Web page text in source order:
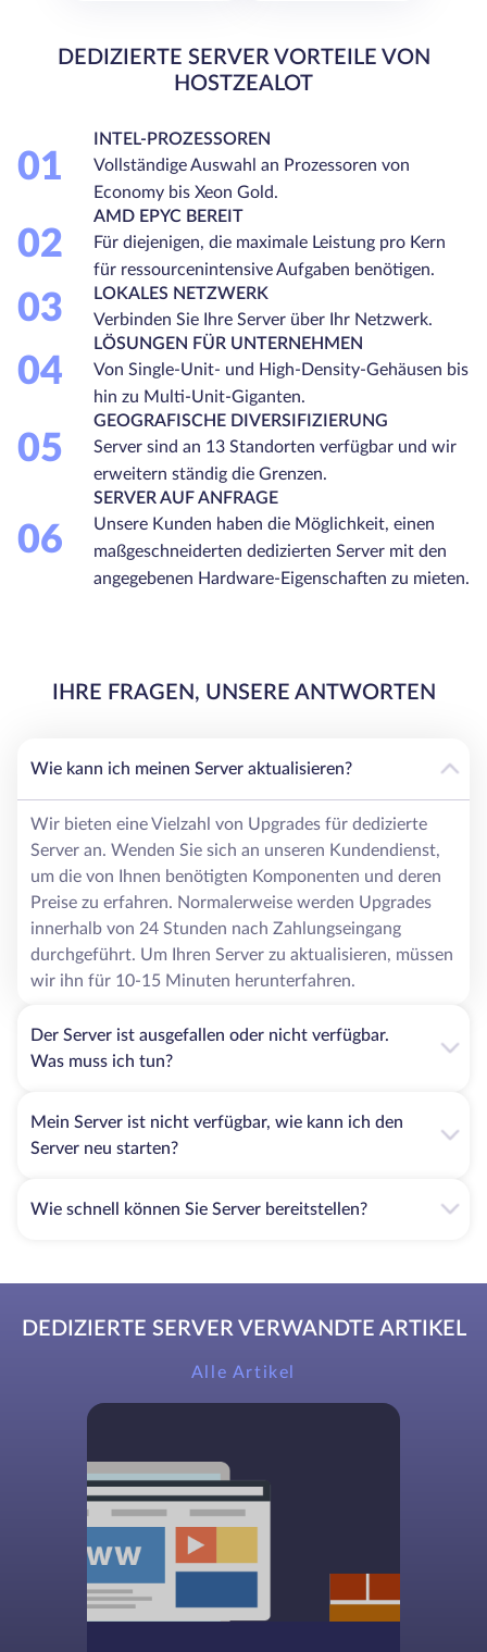
DEDIZIERTE SERVER VORTEILE VON
HOSTZEALOT
01
INTEL-PROZESSOREN
Vollständige Auswahl an Prozessoren von
Economy bis Xeon Gold.
02
AMD EPYC BEREIT
Für diejenigen, die maximale Leistung pro Kern
für ressourcenintensive Aufgaben benötigen.
03
LOKALES NETZWERK
Verbinden Sie Ihre Server über Ihr Netzwerk.
04
LÖSUNGEN FÜR UNTERNEHMEN
Von Single-Unit- und High-Density-Gehäusen bis
hin zu Multi-Unit-Giganten.
05
GEOGRAFISCHE DIVERSIFIZIERUNG
Server sind an 13 Standorten verfügbar und wir
erweitern ständig die Grenzen.
06
SERVER AUF ANFRAGE
Unsere Kunden haben die Möglichkeit, einen
maßgeschneiderten dedizierten Server mit den
angegebenen Hardware-Eigenschaften zu mieten.
IHRE FRAGEN, UNSERE ANTWORTEN
Wie kann ich meinen Server aktualisieren?
Wir bieten eine Vielzahl von Upgrades für dedizierte
Server an. Wenden Sie sich an unseren Kundendienst,
um die von Ihnen benötigten Komponenten und deren
Preise zu erfahren. Normalerweise werden Upgrades
innerhalb von 24 Stunden nach Zahlungseingang
durchgeführt. Um Ihren Server zu aktualisieren, müssen
wir ihn für 10-15 Minuten herunterfahren.
Der Server ist ausgefallen oder nicht verfügbar.
Was muss ich tun?
Mein Server ist nicht verfügbar, wie kann ich den
Server neu starten?
Wie schnell können Sie Server bereitstellen?
DEDIZIERTE SERVER VERWANDTE ARTIKEL
Alle Artikel